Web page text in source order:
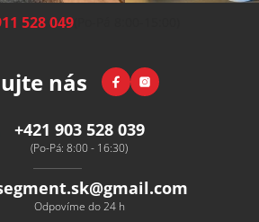
528 049(Po-Pá 8:00-15:00)
nás FacebookInstagram
+421 903 528 039
(Po-Pá: 8:00 - 16:30)
@gmail.com
Odpovíme do 24 h